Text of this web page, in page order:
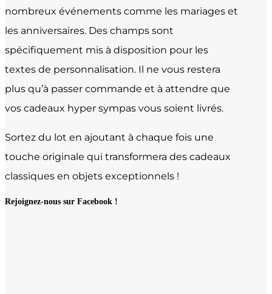
nombreux événements comme les mariages et
les anniversaires. Des champs sont
spécifiquement mis à disposition pour les
textes de personnalisation. Il ne vous restera
plus qu’à passer commande et à attendre que
vos cadeaux hyper sympas vous soient livrés.
Sortez du lot en ajoutant à chaque fois une
touche originale qui transformera des cadeaux
classiques en objets exceptionnels !
Rejoignez-nous sur Facebook !